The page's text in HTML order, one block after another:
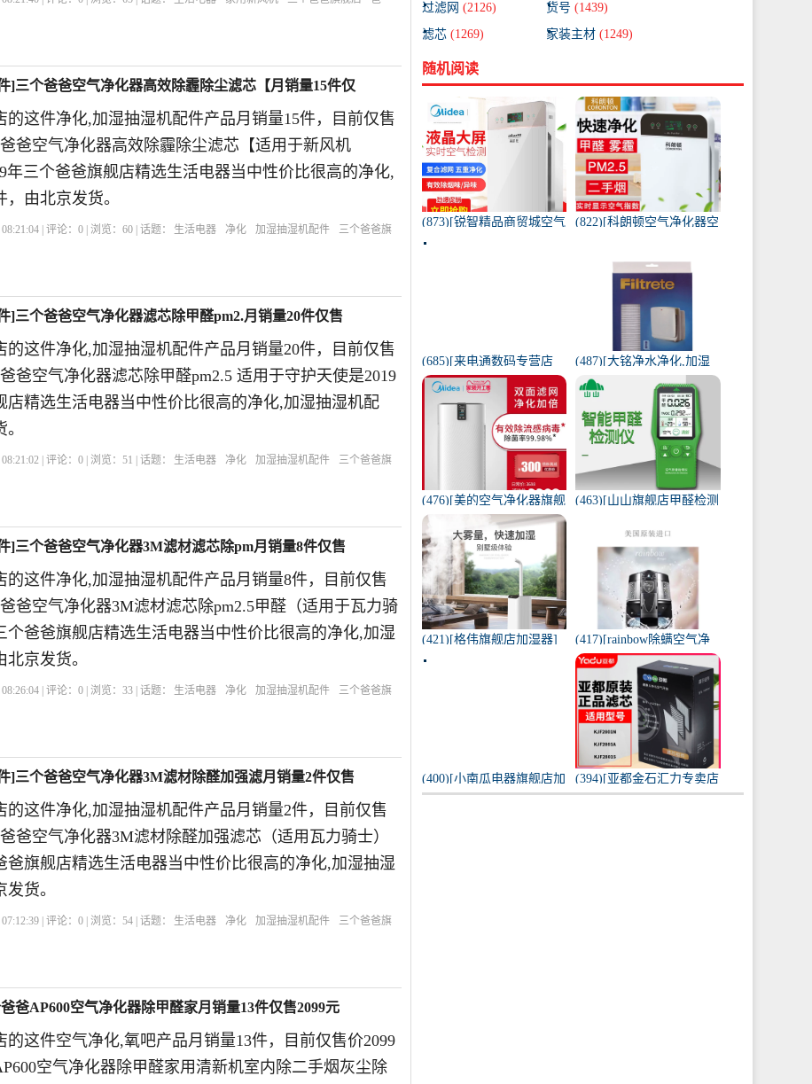
]三个爸爸空气净化器高效除霾除尘滤芯【月销量15件仅
的这件净化,加湿抽湿机配件产品月销量15件，目前仅售
爸空气净化器高效除霾除尘滤芯【适用于新风机
年三个爸爸旗舰店精选生活电器当中性价比很高的净化,
由北京发货。
| 评论：0 | 浏览：60 | 话题： 生活电器 净化 加湿抽湿机配件
三个爸爸旗
]三个爸爸空气净化器滤芯除甲醛pm2.月销量20件仅售
的这件净化,加湿抽湿机配件产品月销量20件，目前仅售
爸空气净化器滤芯除甲醛pm2.5 适用于守护天使是2019
店精选生活电器当中性价比很高的净化,加湿抽湿机配
| 评论：0 | 浏览：51 | 话题： 生活电器 净化 加湿抽湿机配件
三个爸爸旗
]三个爸爸空气净化器3M滤材滤芯除pm月销量8件仅售
的这件净化,加湿抽湿机配件产品月销量8件，目前仅售
爸空气净化器3M滤材滤芯除pm2.5甲醛（适用于瓦力骑
个爸爸旗舰店精选生活电器当中性价比很高的净化,加湿
京发货。
| 评论：0 | 浏览：33 | 话题： 生活电器 净化 加湿抽湿机配件
三个爸爸旗
]三个爸爸空气净化器3M滤材除醛加强滤月销量2件仅售
的这件净化,加湿抽湿机配件产品月销量2件，目前仅售
爸空气净化器3M滤材除醛加强滤芯（适用瓦力骑士）
爸旗舰店精选生活电器当中性价比很高的净化,加湿抽湿
货。
| 评论：0 | 浏览：54 | 话题： 生活电器 净化 加湿抽湿机配件
三个爸爸旗
爸AP600空气净化器除甲醛家月销量13件仅售2099元
的这件空气净化,氧吧产品月销量13件，目前仅售价2099
空气净化器除甲醛家用清新机室内除二手烟灰尘除
过滤网 (2126) 货号 (1439)
滤芯 (1269) 家装主材 (1249)
随机阅读
(873)[锐智精品商贸城空气
净化器]小米品质车载空气
(822)[科朗顿空气净化器空
雾月销量9件仅售168元
(685)[来电通数码专营店
USB加湿器]加湿器家用静
音卧室小米小型空气无线
可月销量213件仅售29元
(487)[大铭净水净化,加湿
抽湿机配件]3M菲尔萃空
气净化器静电滤网FACF月
销量1件仅售199元
(476)[美的空气净化器旗舰
店空气净化,氧吧]美的空气
净化器家用除甲醛月销量
170件仅售3698元
(463)[山山旗舰店甲醛检测
苯空气质量专业家月销量
12件仅售298元
(421)[格伟旗舰店加湿器]
工业加湿器大容量空气家
(417)[rainbow除螨空气净
化,氧吧]美国原装进口水过
滤RAINBOW空气月销量0
件仅售31920元
(400)[小南瓜电器旗舰店加
湿器]小南瓜加湿器家用静
(394)[亚都金石汇力专卖店
净化,加湿抽湿机配件]亚都